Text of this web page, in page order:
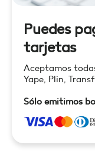
Puedes
tarjetas
Aceptamos
Yape, Plin,
Sólo emitimos